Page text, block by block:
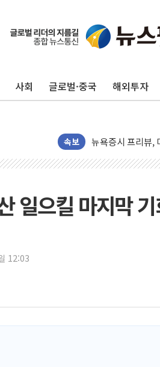
사회 글로벌·중국 해외투자
속보
유럽증시, 견조한
리투아니아 국방
뉴욕증시 개장 전
김정관 장관 "영
청와대, 북한 단거
금값 7주 만에 최
러, 1인칭시점 드
[베트남 증시] 지
'월가의 황제' 다
양주 섬유염색
김정관 산업부
해군 1함대 창
[3보] 북, 원산서
우크라 드론 전
일으킬 마지막
12:03